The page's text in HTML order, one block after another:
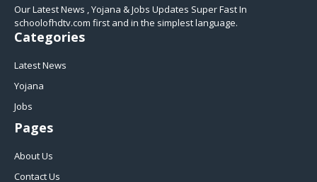
Our Latest News , Yojana & Jobs Updates Super Fast In
schoolofhdtv.com first and in the simplest language.
Categories
Latest News
Yojana
Jobs
Pages
About Us
Contact Us